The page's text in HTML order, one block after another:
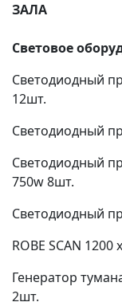
ЗАЛА
Световое
Светодиодный
12шт.
Светодиодный
Светодиодный
750w 8шт.
Светодиодный
ROBE SCAN
Генератор
2шт.